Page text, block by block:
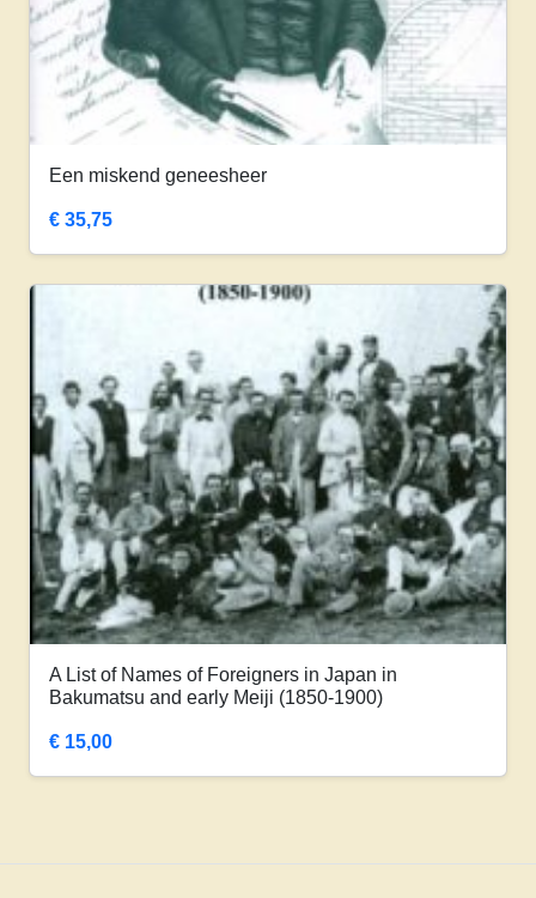
Een miskend geneesheer
€ 35,75
A List of Names of Foreigners in Japan in
Bakumatsu and early Meiji (1850-1900)
€ 15,00